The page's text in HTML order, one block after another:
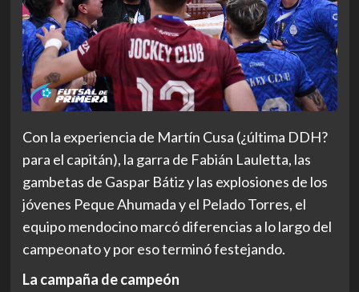
Con la experiencia de Martín Cusa (¿última DDH?
para el capitán), la garra de Fabián Lauletta, las
gambetas de Gaspar Bátiz y las explosiones de los
jóvenes Peque Ahumada y el Pelado Torres, el
equipo mendocino marcó diferencias a lo largo del
campeonato y por eso terminó festejando.
La campaña de campeón